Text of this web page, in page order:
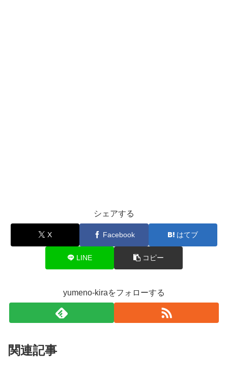
シェアする
X Facebook はてブ
LINE コピー
yumeno-kiraをフォローする
関連記事